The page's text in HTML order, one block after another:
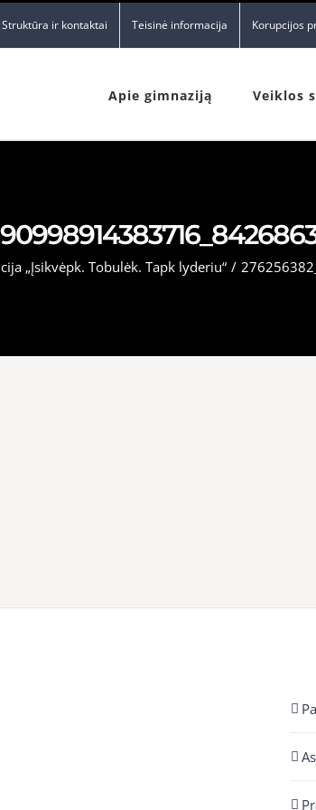
Struktūra ir kontaktai Teisinė informacija Korupcijos
Apie gimnaziją Veiklos
„Įsikvėpk. Tobulėk. Tapk lyderiu“ /